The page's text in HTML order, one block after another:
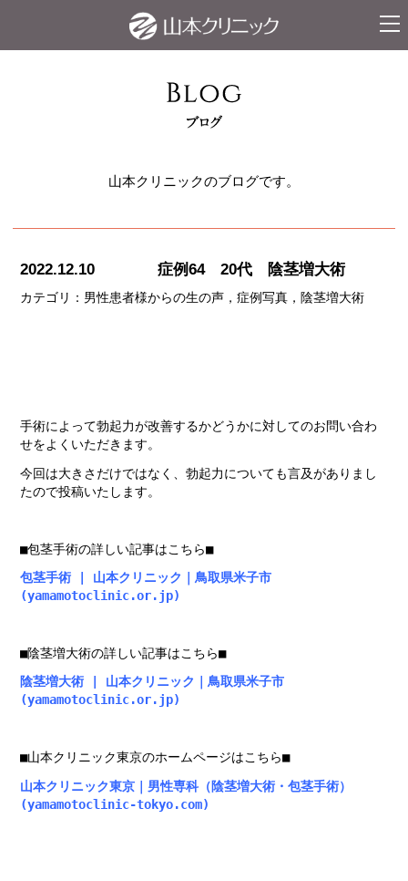
ナビ
山本クリニックのブログです。
2022.12.10 症例64 20代 陰茎増大術
カテゴリ： 男性患者様からの生の声 症例写真 陰茎増大術
手術によって勃起力が改善するかどうかに対してのお問い合わ
せをよくいただきます。
今回は大きさだけではなく、勃起力についても言及がありまし
たので投稿いたします。
■包茎手術の詳しい記事はこちら■
包茎手術 | 山本クリニック｜鳥取県米子市
(yamamotoclinic.or.jp)
■陰茎増大術の詳しい記事はこちら■
陰茎増大術 | 山本クリニック｜鳥取県米子市
(yamamotoclinic.or.jp)
■山本クリニック東京のホームページはこちら■
山本クリニック東京｜男性専科（陰茎増大術・包茎手術）
(yamamotoclinic-tokyo.com)